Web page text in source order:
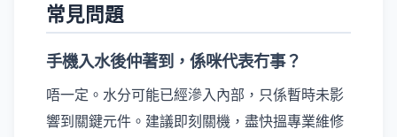
常見問題
手機入水後仲著到，係咪代表冇事？
唔一定。水分可能已經滲入內部，只係暫時未影
響到關鍵元件。建議即刻關機，盡快搵專業維修